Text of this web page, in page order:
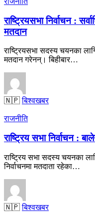
राष्ट्रियसभा निर्वाचन :
मतदान
राष्ट्रियसभा सदस्य चयनका
मतदान गरेनन्। बिहीबार…
🇳🇵 बिश्वखबर
राजनीति
राष्ट्रिय सभा निर्वाचन :
राष्ट्रिय सभा सदस्य चयनका
निर्वाचनमा मतदाता रहेका…
🇳🇵 बिश्वखबर